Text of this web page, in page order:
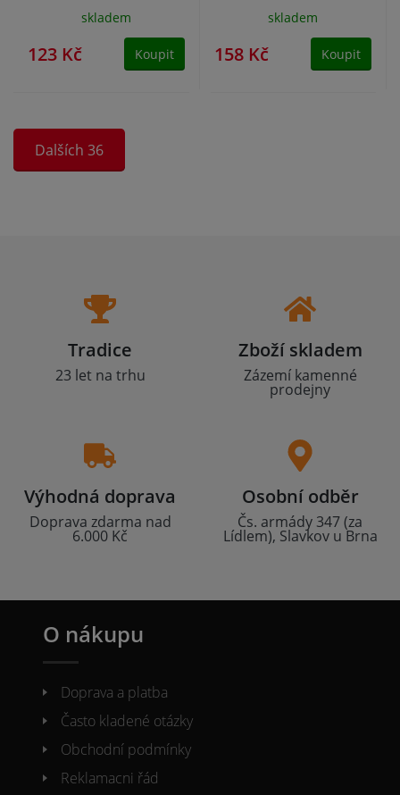
skladem
123 Kč Koupit
skladem
158 Kč Koupit
Dalších 36
Tradice
23 let na trhu
Zboží skladem
Zázemí kamenné
prodejny
Výhodná doprava
Doprava zdarma nad
6.000 Kč
Osobní odběr
Čs. armády 347 (za
Lídlem), Slavkov u Brna
O nákupu
Doprava a platba
Často kladené otázky
Obchodní podmínky
Reklamacni řád